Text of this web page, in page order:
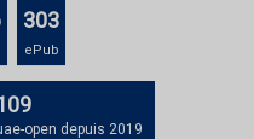
303
ePub
open depuis 2019